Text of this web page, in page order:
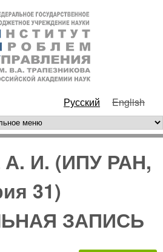
к основному
содержанию
Русский English
меню
И. (ИПУ РАН,
31)
ЗАПИСЬ